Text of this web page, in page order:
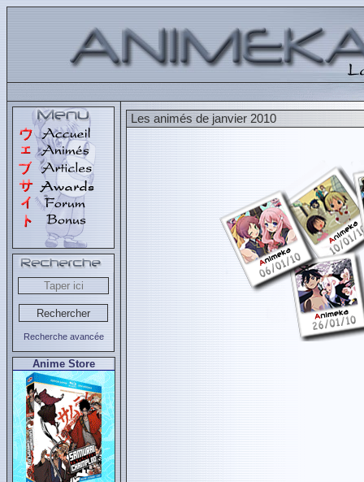
Recherche avancée
Anime Store
Les animés de janvier 2010